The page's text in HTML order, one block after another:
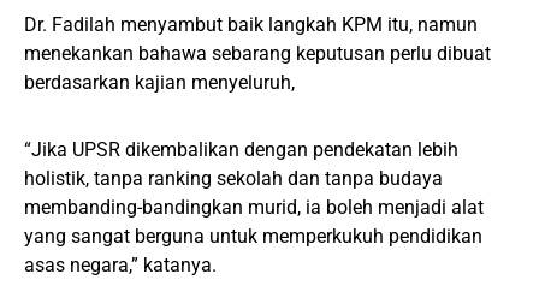
Dr. Fadilah menyambut baik langkah KPM itu, namun
menekankan bahawa sebarang keputusan perlu dibuat
berdasarkan kajian menyeluruh,
“Jika UPSR dikembalikan dengan pendekatan lebih
holistik, tanpa ranking sekolah dan tanpa budaya
membanding-bandingkan murid, ia boleh menjadi alat
yang sangat berguna untuk memperkukuh pendidikan
asas negara,” katanya.